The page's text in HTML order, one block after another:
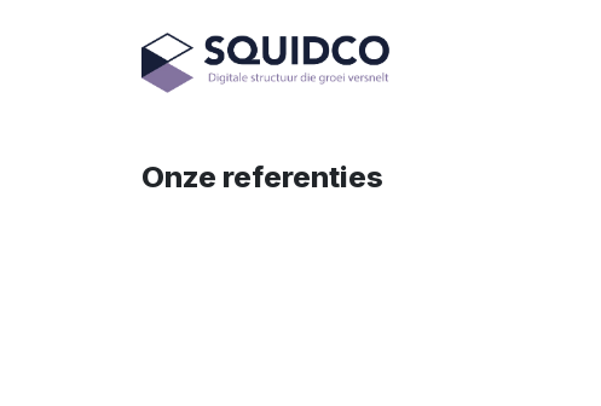
Onze referenties